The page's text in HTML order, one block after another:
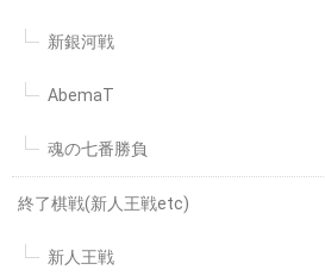
新銀河戦
AbemaT
魂の七番勝負
終了棋戦(新人王戦etc)
新人王戦